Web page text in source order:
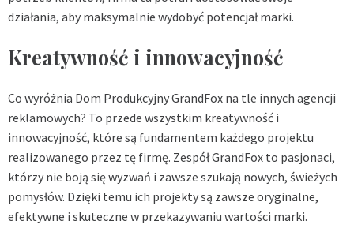
działania, aby maksymalnie wydobyć potencjał marki.
Kreatywność i innowacyjność
Co wyróżnia Dom Produkcyjny GrandFox na tle innych agencji
reklamowych? To przede wszystkim kreatywność i
innowacyjność, które są fundamentem każdego projektu
realizowanego przez tę firmę. Zespół GrandFox to pasjonaci,
którzy nie boją się wyzwań i zawsze szukają nowych, świeżych
pomysłów. Dzięki temu ich projekty są zawsze oryginalne,
efektywne i skuteczne w przekazywaniu wartości marki.